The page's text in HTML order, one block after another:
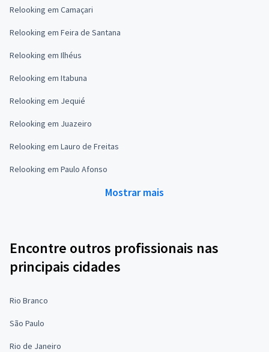
Relooking em Camaçari
Relooking em Feira de Santana
Relooking em Ilhéus
Relooking em Itabuna
Relooking em Jequié
Relooking em Juazeiro
Relooking em Lauro de Freitas
Relooking em Paulo Afonso
Mostrar mais
Encontre outros profissionais nas
principais cidades
Rio Branco
São Paulo
Rio de Janeiro